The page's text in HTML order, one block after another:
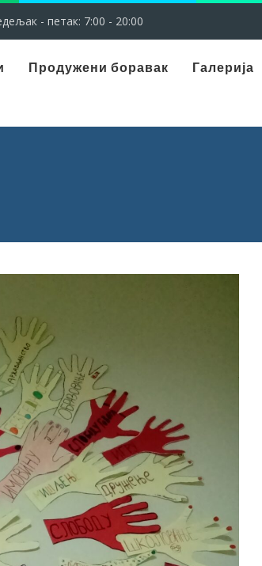
- петак: 7:00 - 20:00
Продужени боравак Галерија